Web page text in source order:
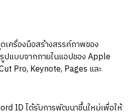
เครื่องมือสร้างสรรค์ภาพของ
ปแบบจากภายในแอปของ Apple
Pro, Keynote, Pages และ
ID ได้รับการพัฒนาขึ้นใหม่เพื่อให้